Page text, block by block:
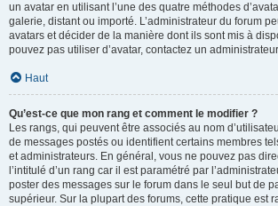
un avatar en utilisant l’une des quatre méthodes
galerie, distant ou importé. L’administrateur du forum
avatars et décider de la manière dont ils sont mis à
pouvez pas utiliser d’avatar, contactez un
Haut
Qu’est-ce que mon rang et comment le modifier ?
Les rangs, qui peuvent être associés au nom
de messages postés ou identifient certains membres
et administrateurs. En général, vous ne pouvez pas
l’intitulé d’un rang car il est paramétré par
poster des messages sur le forum dans le seul but de
supérieur. Sur la plupart des forums, cette pratique est